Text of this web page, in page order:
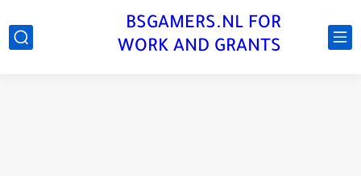
BSGAMERS.NL FOR
WORK AND GRANTS